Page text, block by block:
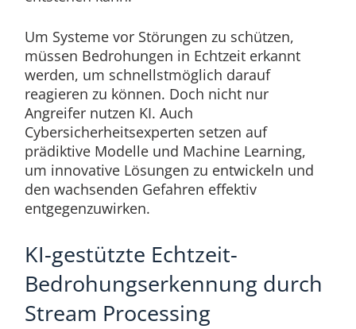
Um Systeme vor Störungen zu schützen,
müssen Bedrohungen in Echtzeit erkannt
werden, um schnellstmöglich darauf
reagieren zu können. Doch nicht nur
Angreifer nutzen KI. Auch
Cybersicherheitsexperten setzen auf
prädiktive Modelle und Machine Learning,
um innovative Lösungen zu entwickeln und
den wachsenden Gefahren effektiv
entgegenzuwirken.
KI-gestützte Echtzeit-
Bedrohungserkennung durch
Stream Processing